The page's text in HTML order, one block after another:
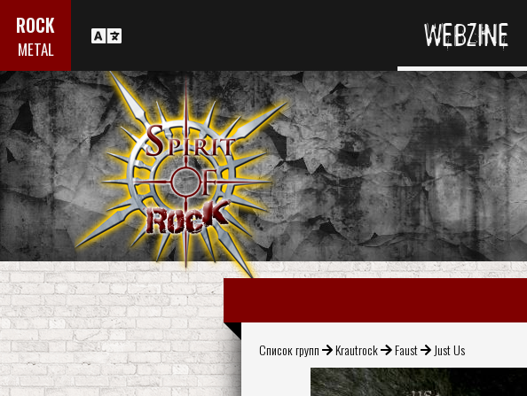
ROCK
METAL WEBZINE
Список групп Krautrock Faust Just Us